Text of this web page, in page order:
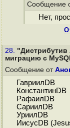
Сообщение
Нет,
28.
миграцию с
Сообщение от
ГавриилDB
КонстантинDB
РафаилDB
СариилDB
УриилDB
ИисусDB